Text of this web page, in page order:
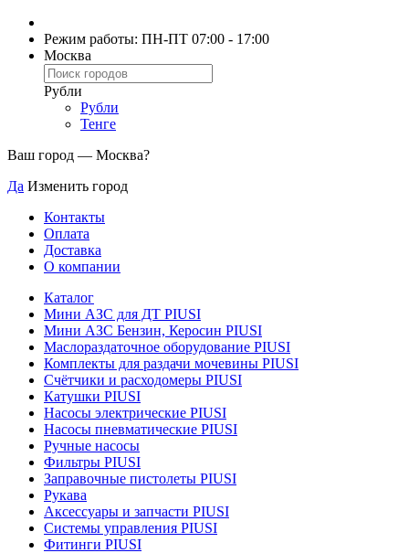
Режим работы: ПН-ПТ 07:00 - 17:00
Москва
Рубли
Рубли
Тенге
Ваш город — Москва?
Да Изменить город
Контакты
Оплата
Доставка
О компании
Каталог
Мини АЗС для ДТ PIUSI
Мини АЗС Бензин, Керосин PIUSI
Маслораздаточное оборудование PIUSI
Комплекты для раздачи мочевины PIUSI
Счётчики и расходомеры PIUSI
Катушки PIUSI
Насосы электрические PIUSI
Насосы пневматические PIUSI
Ручные насосы
Фильтры PIUSI
Заправочные пистолеты PIUSI
Рукава
Аксессуары и запчасти PIUSI
Системы управления PIUSI
Фитинги PIUSI